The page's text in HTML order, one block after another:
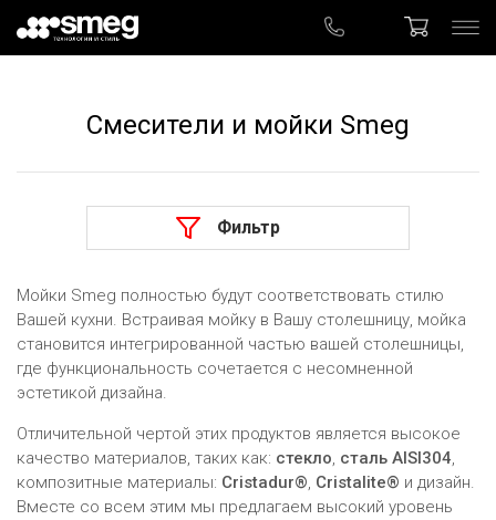
Смесители и мойки Smeg
Фильтр
Мойки Smeg полностью будут соответствовать стилю
Вашей кухни. Встраивая мойку в Вашу столешницу, мойка
становится интегрированной частью вашей столешницы,
где функциональность сочетается с несомненной
эстетикой дизайна.
Отличительной чертой этих продуктов является высокое
качество материалов, таких как: стекло, сталь AISI304,
композитные материалы: Cristadur®, Cristalite® и дизайн.
Вместе со всем этим мы предлагаем высокий уровень